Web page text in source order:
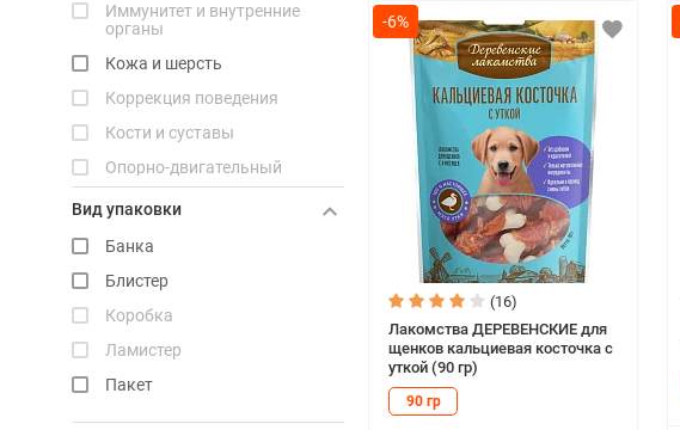
Мираторг
Иммунитет и внутренние
органы
Кожа и шерсть
Коррекция поведения
Кости и суставы
Опорно-двигательный
аппарат
Стандартный
Суставы
Уход за зубами
Чувствительное пищеварение
Энергия и витамины
Вид упаковки
Банка
Блистер
Коробка
Ламистер
Пакет
-6%
(16)
Лакомства ДЕРЕВЕНСКИЕ для
щенков кальциевая косточка с
уткой (90 гр)
90 гр